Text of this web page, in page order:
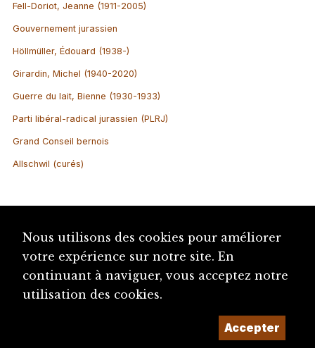
Fell-Doriot, Jeanne (1911-2005)
Gouvernement jurassien
Höllmüller, Édouard (1938-)
Girardin, Michel (1940-2020)
Guerre du lait, Bienne (1930-1933)
Parti libéral-radical jurassien (PLRJ)
Grand Conseil bernois
Allschwil (curés)
Nous utilisons des cookies pour améliorer
votre expérience sur notre site. En
continuant à naviguer, vous acceptez notre
utilisation des cookies.
Accepter